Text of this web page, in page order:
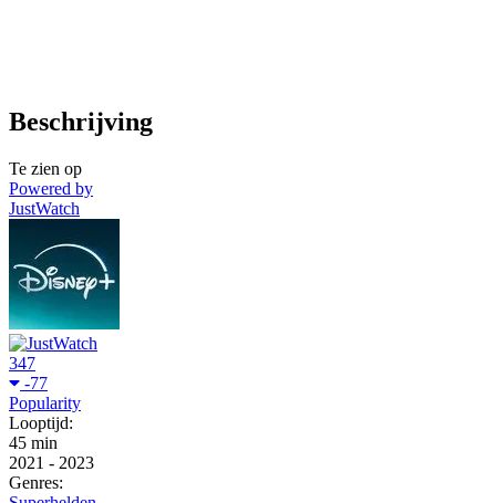
Beschrijving
Te zien op
Powered by
JustWatch
347
-77
Popularity
Looptijd:
45 min
2021 - 2023
Genres: